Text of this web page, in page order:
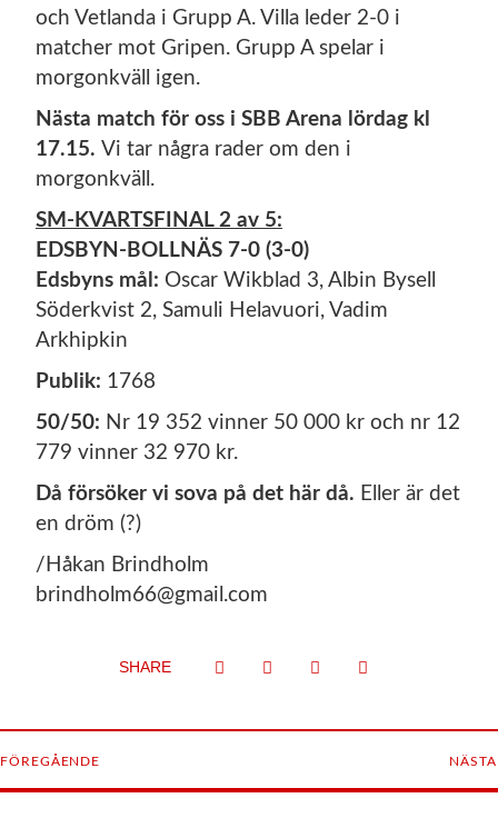
och Vetlanda i Grupp A. Villa leder 2-0 i
matcher mot Gripen. Grupp A spelar i
morgonkväll igen.
Nästa match för oss i SBB Arena lördag kl
17.15. Vi tar några rader om den i
morgonkväll.
SM-KVARTSFINAL 2 av 5:
EDSBYN-BOLLNÄS 7-0 (3-0)
Edsbyns mål: Oscar Wikblad 3, Albin Bysell
Söderkvist 2, Samuli Helavuori, Vadim
Arkhipkin
Publik: 1768
50/50: Nr 19 352 vinner 50 000 kr och nr 12
779 vinner 32 970 kr.
Då försöker vi sova på det här då. Eller är det
en dröm (?)
/Håkan Brindholm
brindholm66@gmail.com
SHARE
FÖREGÅENDE NÄSTA